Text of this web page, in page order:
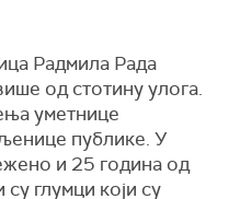
Радмила Рада
од стотину улога.
уметнице
публике. У
и 25 година од
глумци који су